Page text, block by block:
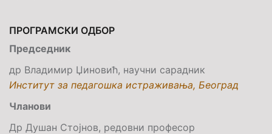
ПРОГРАМСКИ ОДБОР
Председник
др Владимир Џиновић, научни сарадник
Институт за педагошка истраживања, Београд
Чланови
Др Душан Стојнов, редовни професор